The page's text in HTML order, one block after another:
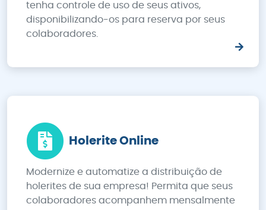
tenha controle de uso de seus ativos,
disponibilizando-os para reserva por seus
colaboradores.
Holerite Online
Modernize e automatize a distribuição de
holerites de sua empresa! Permita que seus
colaboradores acompanhem mensalmente